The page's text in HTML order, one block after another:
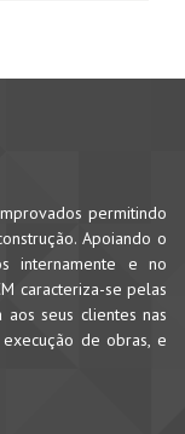
permitindo
Apoiando o
internamente e no
caracteriza-se pelas
seus clientes nas
de obras, e